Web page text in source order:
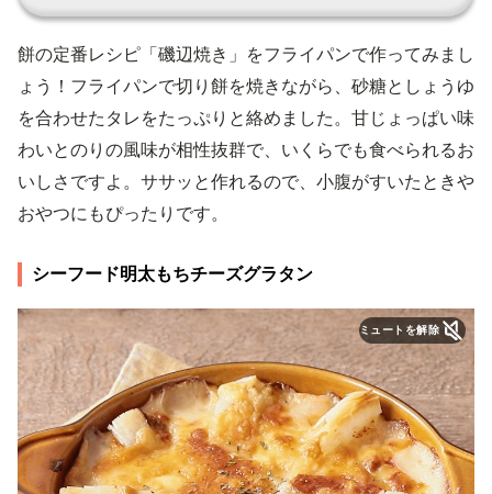
餅の定番レシピ「磯辺焼き」をフライパンで作ってみまし
ょう！フライパンで切り餅を焼きながら、砂糖としょうゆ
を合わせたタレをたっぷりと絡めました。甘じょっぱい味
わいとのりの風味が相性抜群で、いくらでも食べられるお
いしさですよ。ササッと作れるので、小腹がすいたときや
おやつにもぴったりです。
シーフード明太もちチーズグラタン
ミュートを解除